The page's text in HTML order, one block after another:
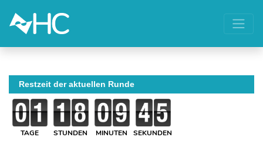
Restzeit der aktuellen Runde
TAGE STUNDEN MINUTEN SEKUNDEN